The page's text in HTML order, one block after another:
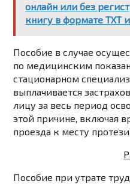
онлайн или без
книгу в формате ТХТ
Пособие в случае
по медицинским
стационарном
выплачивается
лицу за весь период
этой причине, включая
проезда к месту
Пособие при утрате